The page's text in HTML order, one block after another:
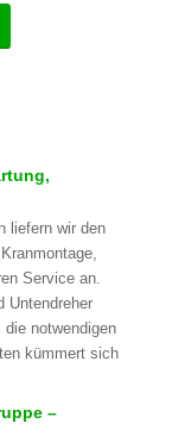
liefern wir den
Service an.
Untendreher
notwendigen
kümmert sich
–